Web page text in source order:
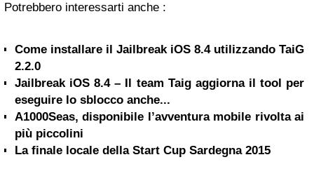
Potrebbero interessarti anche :
Come installare il Jailbreak iOS 8.4 utilizzando TaiG
2.2.0
Jailbreak iOS 8.4 – Il team Taig aggiorna il tool per
eseguire lo sblocco anche...
A1000Seas, disponibile l’avventura mobile rivolta ai
più piccolini
La finale locale della Start Cup Sardegna 2015